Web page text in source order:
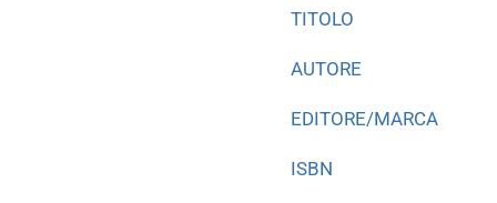
TITOLO
AUTORE
EDITORE/MARCA
ISBN